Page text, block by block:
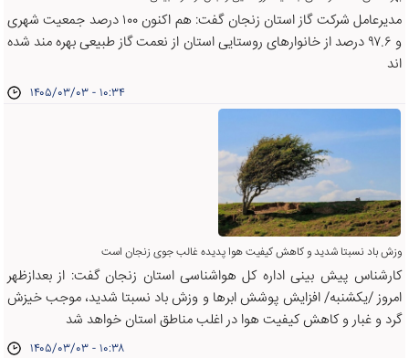
مدیرعامل شرکت گاز استان زنجان گفت: هم اکنون ۱۰۰ درصد جمعیت شهری
و ۹۷.۶ درصد از خانوارهای روستایی استان از نعمت گاز طبیعی بهره مند شده
اند
۱۴۰۵/۰۳/۰۳ - ۱۰:۳۴
وزش باد نسبتا شدید و کاهش کیفیت هوا پدیده غالب جوی زنجان است
کارشناس پیش بینی اداره کل هواشناسی استان زنجان گفت: از بعدازظهر
امروز /یکشنبه/ افزایش پوشش ابرها و وزش باد نسبتا شدید، موجب خیزش
گرد و غبار و کاهش کیفیت هوا در اغلب مناطق استان خواهد شد
۱۴۰۵/۰۳/۰۳ - ۱۰:۳۸